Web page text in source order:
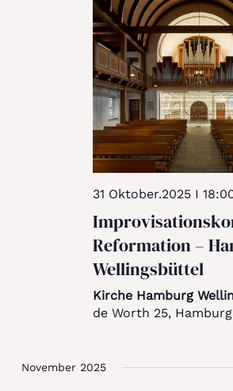
31 Oktober.2025 I
Reformation –
Wellingsbüttel
Kirche Hamburg
de Worth 25,
November 2025